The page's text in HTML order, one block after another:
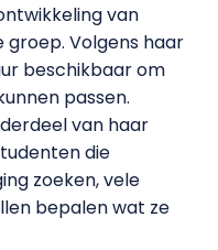
van
groep. Volgens haar
beschikbaar om
passen.
van haar
die
zoeken, vele
bepalen wat ze